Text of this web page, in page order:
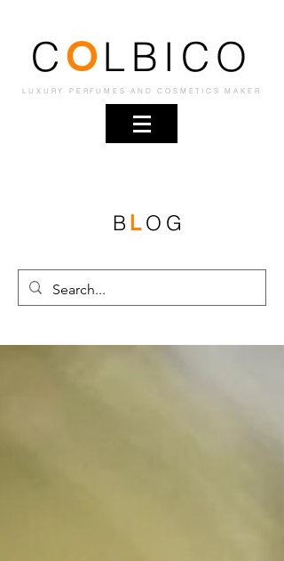
COLBICO
LUXURY PERFUMES AND COSMETICS MAKER
B LOG